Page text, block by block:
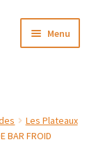
Menu
Les Plateaux
BAR FROID